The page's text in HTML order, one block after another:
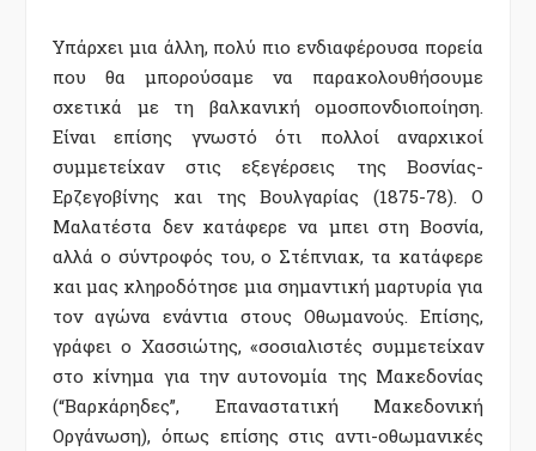
Υπάρχει μια άλλη, πολύ πιο ενδιαφέρουσα πορεία
που θα μπορούσαμε να παρακολουθήσουμε
σχετικά με τη βαλκανική ομοσπονδιοποίηση.
Είναι επίσης γνωστό ότι πολλοί αναρχικοί
συμμετείχαν στις εξεγέρσεις της Βοσνίας-
Ερζεγοβίνης και της Βουλγαρίας (1875-78). Ο
Μαλατέστα δεν κατάφερε να μπει στη Βοσνία,
αλλά ο σύντροφός του, ο Στέπνιακ, τα κατάφερε
και μας κληροδότησε μια σημαντική μαρτυρία για
τον αγώνα ενάντια στους Οθωμανούς. Επίσης,
γράφει ο Χασσιώτης, «σοσιαλιστές συμμετείχαν
στο κίνημα για την αυτονομία της Μακεδονίας
(“Βαρκάρηδες”, Επαναστατική Μακεδονική
Οργάνωση), όπως επίσης στις αντι-οθωμανικές